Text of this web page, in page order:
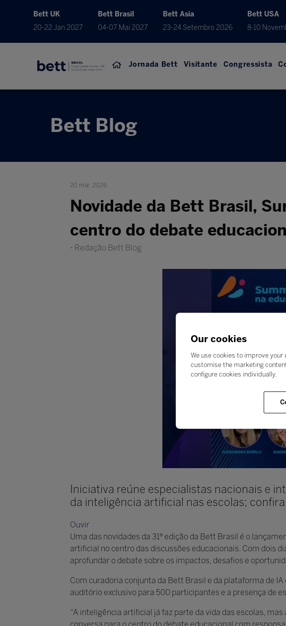
Bett UK
20-22 Jan 2027
Bett Brasil
04-07 Mai 2027
Bett Asia
23-24 Setembro 2026
Bett USA
8-10
Jornada Bett Visitante Congressista
Bett Blog
20 mar. 2026
Novidade da Bett Brasil,
centro do debate
Redação Bett Blog
Iniciativa reúne especialistas nacionais e
da inteligência artificial nas escolas;
Ouvir
Uma das novidades da 31ª edição da Bett Brasil é o
artificial no centro das discussões educacionais. Com dois
aprofundar o debate sobre os impactos, desafios e
Com curadoria conjunta da Bett Brasil e da plataforma de IA
auditório exclusivo para 500 participantes e a presença de
“A inteligência artificial já faz parte da vida das escolas,
Our cookies
We use cookies to improve
customise the marketing
configure cookies individually.